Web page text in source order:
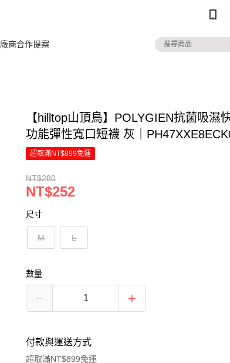
廠商合作提案
【hilltop山頂鳥】POLYGIEN抗菌吸濕
功能彈性寬口短襪 灰｜
超取滿NT$899免運
NT$280
NT$252
尺寸
M L
數量
付款與運送方式
超取滿NT$899免運